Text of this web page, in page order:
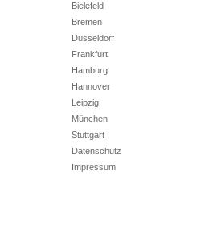
Bielefeld
Bremen
Düsseldorf
Frankfurt
Hamburg
Hannover
Leipzig
München
Stuttgart
Datenschutz
Impressum